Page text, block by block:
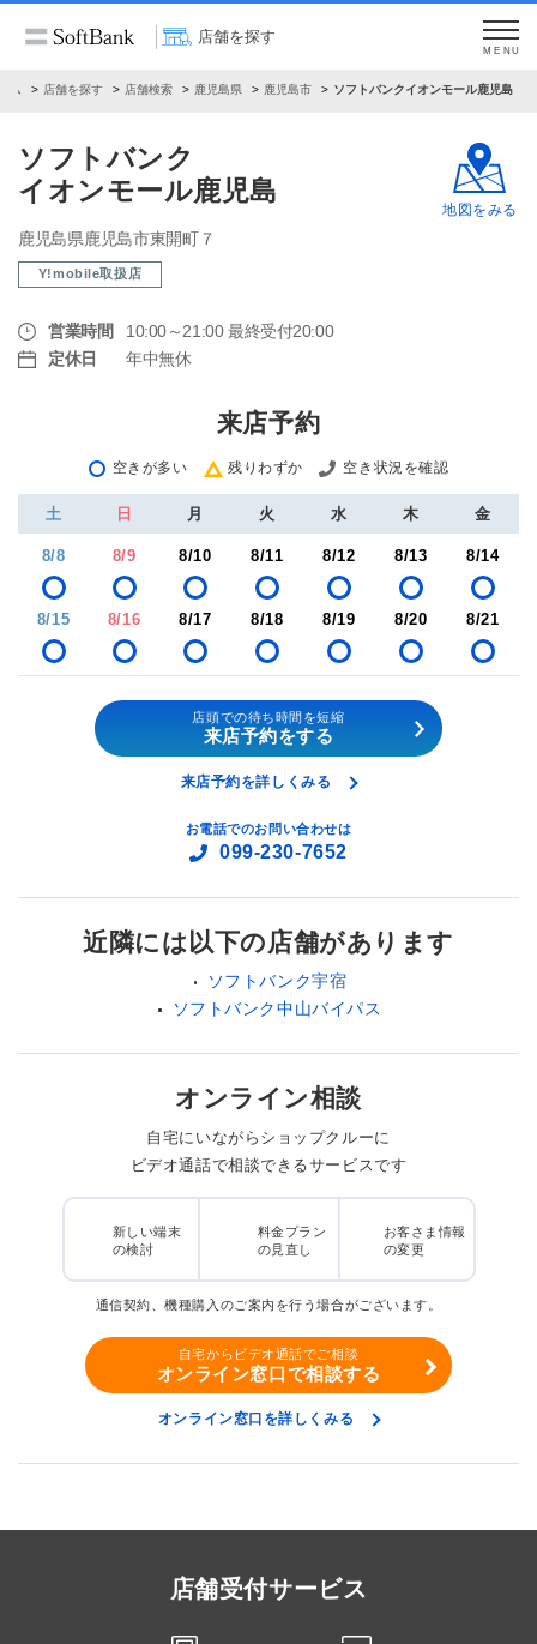
店舗を探す
MENU
ム 店舗を探す 店舗検索 鹿児島県 鹿児島市 ソフトバンクイオンモール鹿児島
ソフトバンク
イオンモール鹿児島
鹿児島県鹿児島市東開町７
Y!mobile取扱店
営業時間
10:00～21:00 最終受付20:00
定休日
年中無休
地図をみる
来店予約
空きが多い 残りわずか 空き状況を確認
土 日 月 火 水 木 金
8/8 8/9 8/10 8/11 8/12 8/13 8/14
8/15 8/16 8/17 8/18 8/19 8/20 8/21
店頭での待ち時間を短縮
来店予約をする
来店予約を詳しくみる
お電話でのお問い合わせは
099-230-7652
近隣には以下の店舗があります
ソフトバンク宇宿
ソフトバンク中山バイパス
オンライン相談
自宅にいながらショップクルーに
ビデオ通話で相談できるサービスです
新しい端末
の検討
料金プラン
の見直し
お客さま情報
の変更
通信契約、機種購入のご案内を行う場合がございます。
自宅からビデオ通話でご相談
オンライン窓口で相談する
オンライン窓口を詳しくみる
店舗受付サービス